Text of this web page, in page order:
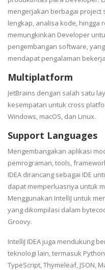
mengerjakan berbagai project
lengkap, analisa kode, hingga
memungkinkan Developer
pengembangan software,
mendapat pengalaman
Multiplatform
JetBrains dengan salah satu
kesempatan untuk cross
Windows, macOS, dan Linux.
Support Languages
Mengembangakan aplikasi
pemrograman, tools,
IDEA dirancang sebagai IDE
dapat memperluasnya untuk
Menggunakan IntelliJ untuk
yang dikompilasi dalam
Groovy.
IntelliJ IDEA juga mendukung
teknologi lain, termasuk Python,
TypeScript, Thymeleaf, JSON,